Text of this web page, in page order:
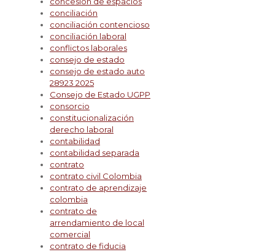
conciliación
conciliación contencioso
conciliación laboral
conflictos laborales
consejo de estado
consejo de estado auto
28923 2025
Consejo de Estado UGPP
consorcio
constitucionalización
derecho laboral
contabilidad
contabilidad separada
contrato
contrato civil Colombia
contrato de aprendizaje
colombia
contrato de
arrendamiento de local
comercial
contrato de fiducia